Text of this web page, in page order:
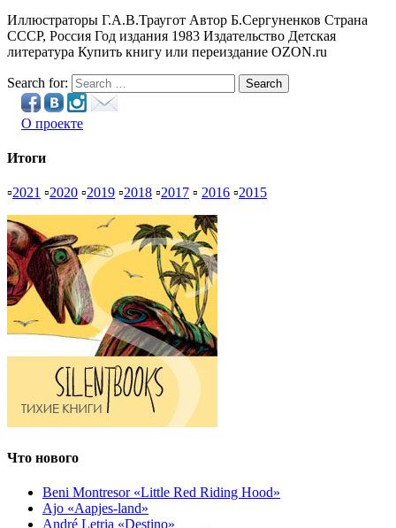
Иллюстраторы Г.А.В.Траугот Автор Б.Сергуненков Страна
СССР, Россия Год издания 1983 Издательство Детская
литература Купить книгу или переиздание OZON.ru
Search for: Search
О проекте
Итоги
▫2021 ▫2020 ▫2019 ▫2018 ▫2017 ▫ 2016 ▫2015
Что нового
Beni Montresor «Little Red Riding Hood»
Ajo «Aapjes-land»
André Letria «Destino»